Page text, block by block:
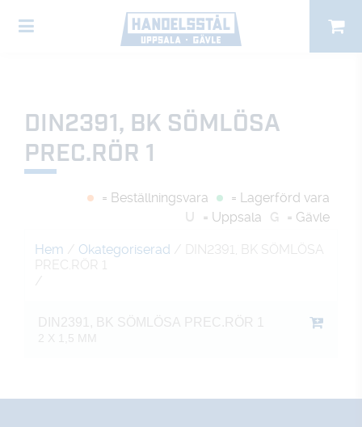
DIN2391, BK SÖMLÖSA
PREC.RÖR 1
= Beställningsvara
= Lagerförd vara
U
= Uppsala G = Gävle
Hem / Okategoriserad / DIN2391, BK SÖMLÖSA
PREC.RÖR 1
/
DIN2391, BK SÖMLÖSA PREC.RÖR 1
2 X 1,5 MM